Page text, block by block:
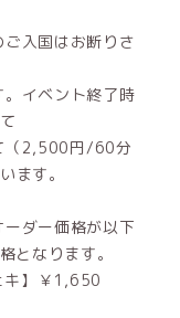
入国はお断りさ
イベント終了時
（2,500円/60分
ます。
ダー価格が以下
となります。
キ】￥1,650